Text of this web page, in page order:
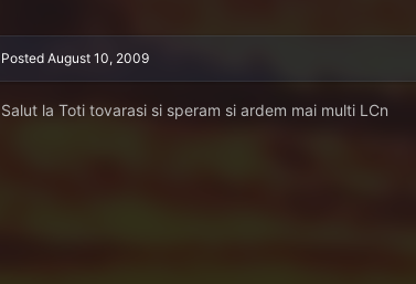
Posted August 10, 2009
Salut la Toti tovarasi si speram si ardem mai multi LCn